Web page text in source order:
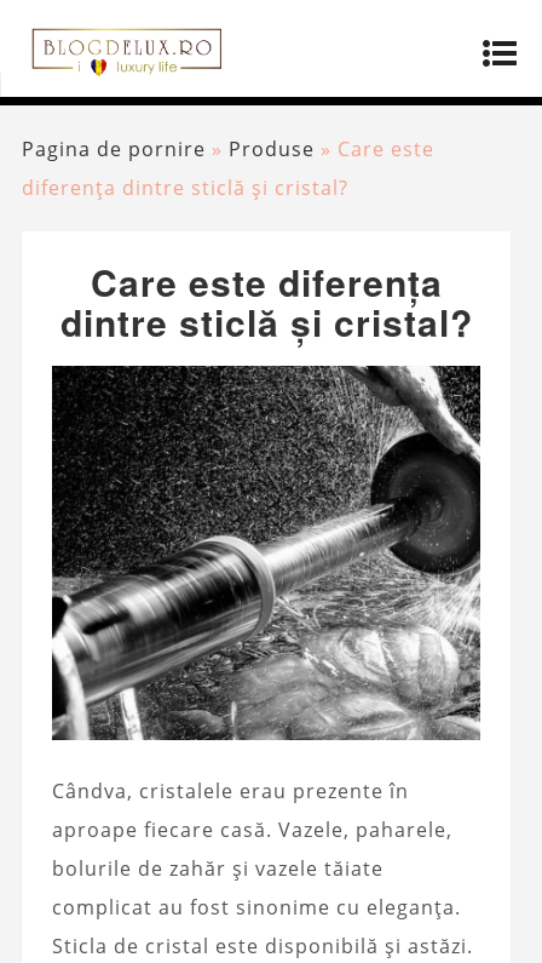
Pagina de pornire » Produse » Care este
diferența dintre sticlă și cristal?
Care este diferența
dintre sticlă și cristal?
Cândva, cristalele erau prezente în
aproape fiecare casă. Vazele, paharele,
bolurile de zahăr și vazele tăiate
complicat au fost sinonime cu eleganța.
Sticla de cristal este disponibilă și astăzi.